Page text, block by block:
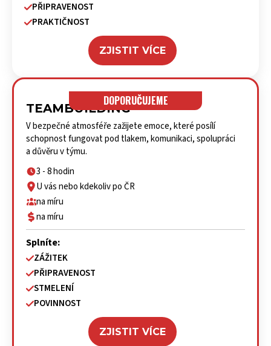
PŘIPRAVENOST
PRAKTIČNOST
ZJISTIT VÍCE
DOPORUČUJEME
TEAMBUILDING
V bezpečné atmosféře zažijete emoce, které posílí
schopnost fungovat pod tlakem, komunikaci, spolupráci
a důvěru v týmu.
3 - 8 hodin
U vás nebo kdekoliv po ČR
na míru
na míru
Splníte:
ZÁŽITEK
PŘIPRAVENOST
STMELENÍ
POVINNOST
ZJISTIT VÍCE